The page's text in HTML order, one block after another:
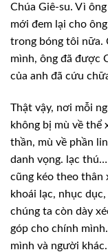
Chúa Giê-su. Vì
mới đem lại cho
trong bóng tôi nữa.
mình, ông đã được
của anh đã cứu
Thật vậy, nơi mỗi
không bị mù về thể
thần, mù về phần
danh vọng. lạc
cũng kéo theo thân
khoái lạc, nhục
chúng ta còn dày
góp cho chính
mình và người